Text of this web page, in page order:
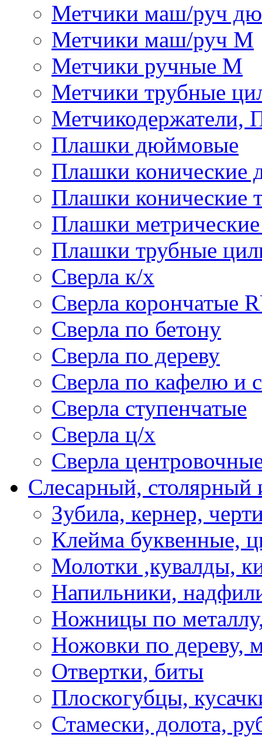
Метчики маш/руч
Метчики маш/руч М
Метчики ручные М
Метчики трубные
Метчикодержатели,
Плашки дюймовые
Плашки
Плашки конические
Плашки
Плашки трубные
Сверла к/х
Сверла корончатые
Сверла по бетону
Сверла по дереву
Сверла по кафелю и
Сверла ступенчатые
Сверла ц/х
Сверла
Слесарный, столярный
Зубила, кернер,
Клейма буквенные,
Молотки ,кувалды,
Напильники,
Ножницы по
Ножовки по дереву,
Отвертки, биты
Плоскогубцы,
Стамески, долота,